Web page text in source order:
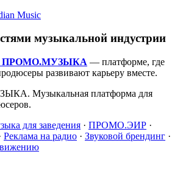
Music
музыкальной индустрии
к ПРОМО.МУЗЫКА — платформе, где
развивают карьеру вместе.
Музыкальная платформа для
для заведения · ПРОМО.ЭИР ·
Реклама на радио · Звуковой брендинг ·